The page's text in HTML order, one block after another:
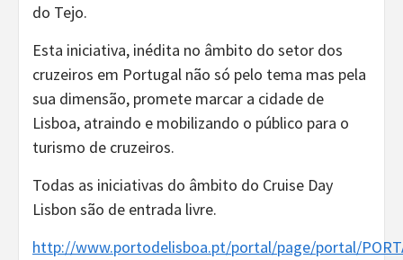
do Tejo.
Esta iniciativa, inédita no âmbito do setor dos
cruzeiros em Portugal não só pelo tema mas pela
sua dimensão, promete marcar a cidade de
Lisboa, atraindo e mobilizando o público para o
turismo de cruzeiros.
Todas as iniciativas do âmbito do Cruise Day
Lisbon são de entrada livre.
http://www.portodelisboa.pt/portal/page/portal/